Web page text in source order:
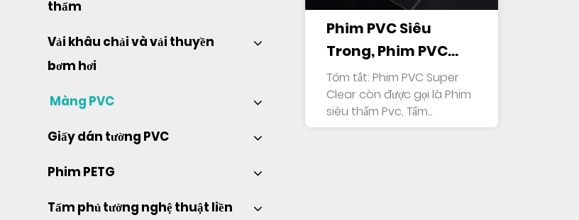
thấm
Vải khâu chải và vải thuyền
bơm hơi
Màng PVC
Giấy dán tường PVC
Phim PETG
Tấm phủ tường nghệ thuật liền
Phim PVC Siêu
Trong, Phim PVC
Siêu Thấm, Tấm
Trong, Phim PVC
Trong Suốt (Trong
Tóm tắt: Phim PVC Super
Clear còn được gọi là Phim
siêu thấm Pvc, Tấm...